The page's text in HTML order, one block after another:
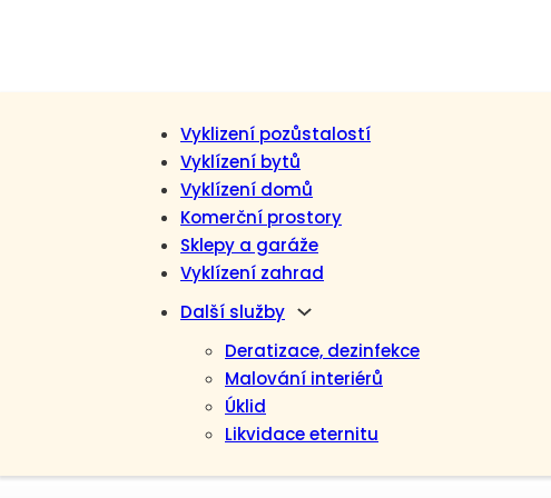
Vyklizení pozůstalostí
Vyklízení bytů
Vyklízení domů
Komerční prostory
Sklepy a garáže
Vyklízení zahrad
Další služby
Deratizace, dezinfekce
Malování interiérů
Úklid
Likvidace eternitu